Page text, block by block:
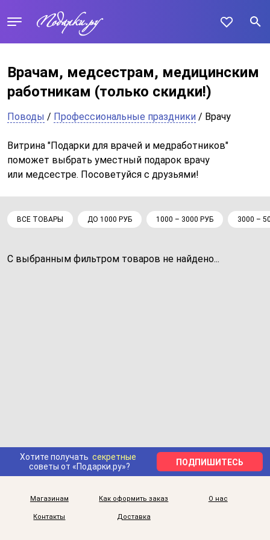
Врачам, медсестрам, медицинским
работникам (только скидки!)
Поводы / Профессиональные праздники / Врачу
Витрина "Подарки для врачей и медработников"
поможет выбрать уместный подарок врачу
или медсестре. Посоветуйся с друзьями!
ВСЕ ТОВАРЫ ДО 1000 РУБ 1000 – 3000 РУБ 3000 –
С выбранным фильтром товаров не найдено...
Хотите получать секретные
советы от «Подарки.ру»?
ПОДПИШИТЕСЬ
Магазинам Как оформить заказ О нас
Контакты Доставка